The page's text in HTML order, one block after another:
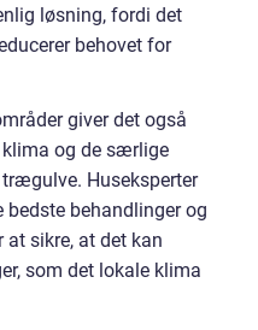
løsning, fordi det
behovet for
giver det også
klima og de særlige
Huseksperter
behandlinger og
sikre, at det kan
som det lokale klima